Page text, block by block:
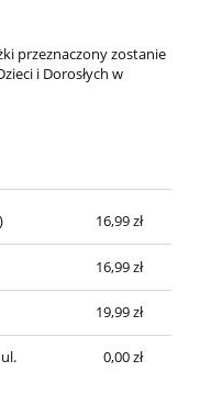
przeznaczony zostanie
i Dorosłych w
płatności
16,99 zł
16,99 zł
19,99 zł
0,00 zł